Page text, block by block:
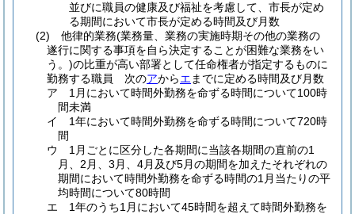
並びに職員の健康及び福祉を考慮して、市長が定め
る期間において市長が定める時間及び月数
(2)
他律的業務(業務量、業務の実施時期その他の業務の
遂行に関する事項を自ら決定することが困難な業務をい
う。)の比重が高い部署として任命権者が指定するものに
勤務する職員 次のアからエ までに定める時間及び月数
ア
1月において時間外勤務を命ずる時間について100時
間未満
イ
1年において時間外勤務を命ずる時間について720時
間
ウ
1月ごとに区分した各期間に当該各期間の直前の1
月、2月、3月、4月及び5月の期間を加えたそれぞれの
期間において時間外勤務を命ずる時間の1月当たりの平
均時間について80時間
エ
1年のうち1月において45時間を超えて時間外勤務を